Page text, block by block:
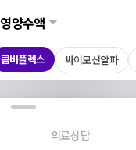
영양수액
콤비플렉스 싸이모신알파
의료상담